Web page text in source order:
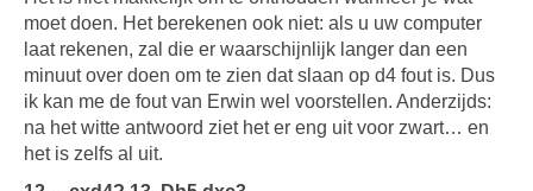
moet doen. Het berekenen ook niet: als u uw computer
laat rekenen, zal die er waarschijnlijk langer dan een
minuut over doen om te zien dat slaan op d4 fout is. Dus
ik kan me de fout van Erwin wel voorstellen. Anderzijds:
na het witte antwoord ziet het er eng uit voor zwart… en
het is zelfs al uit.